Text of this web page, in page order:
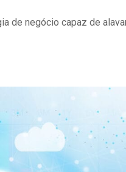
de negócio capaz de